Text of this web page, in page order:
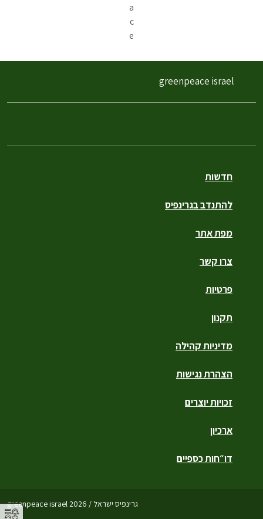
a
c
e
תנו לי לתרום!
חדשות
להתנדב בגרינפיס
מפת אתר
צרו קשר
פרטיות
תקנון
מדיניות קהילה
הצהרת נגישות
זכויות יוצרים
ארכיון
דו״חות כספיים
גרינפיס ישראל / greenpeace israel 2026